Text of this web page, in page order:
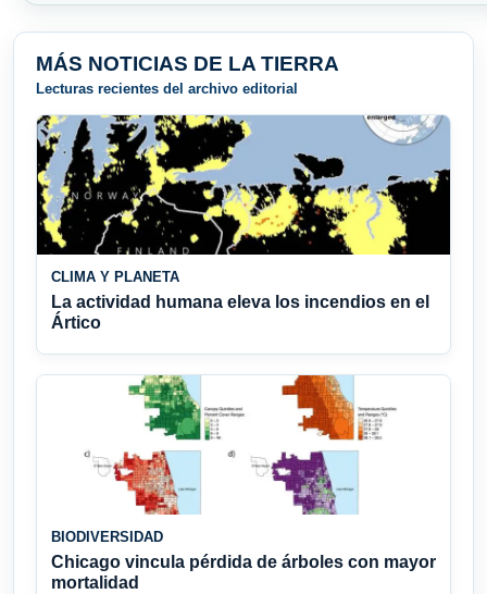
MÁS NOTICIAS DE LA TIERRA
Lecturas recientes del archivo editorial
CLIMA Y PLANETA
La actividad humana eleva los incendios en el
Ártico
BIODIVERSIDAD
Chicago vincula pérdida de árboles con mayor
mortalidad